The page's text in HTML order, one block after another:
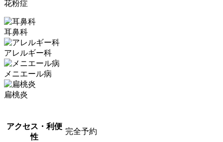
花粉症
耳鼻科
アレルギー科
メニエール病
扁桃炎
アクセス・利便
性
完全予約